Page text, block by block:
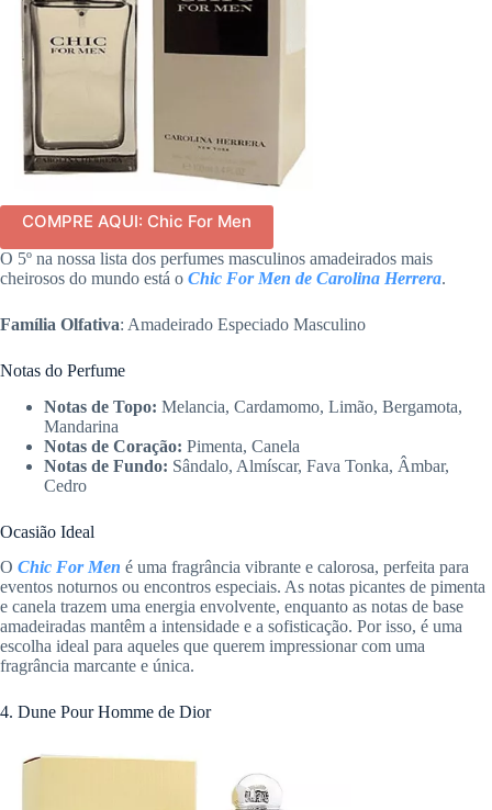
COMPRE AQUI: Chic For Men
O 5º na nossa lista dos perfumes masculinos amadeirados mais
cheirosos do mundo está o Chic For Men de Carolina Herrera.
Família Olfativa: Amadeirado Especiado Masculino
Notas do Perfume
Notas de Topo: Melancia, Cardamomo, Limão, Bergamota,
Mandarina
Notas de Coração: Pimenta, Canela
Notas de Fundo: Sândalo, Almíscar, Fava Tonka, Âmbar,
Cedro
Ocasião Ideal
O Chic For Men é uma fragrância vibrante e calorosa, perfeita para
eventos noturnos ou encontros especiais. As notas picantes de pimenta
e canela trazem uma energia envolvente, enquanto as notas de base
amadeiradas mantêm a intensidade e a sofisticação. Por isso, é uma
escolha ideal para aqueles que querem impressionar com uma
fragrância marcante e única.
4. Dune Pour Homme de Dior